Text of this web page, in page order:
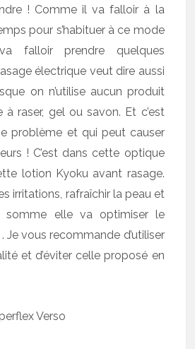
! Comme il va falloir à la
pour s’habituer à ce mode
falloir prendre quelques
électrique veut dire aussi
on n’utilise aucun produit
à raser, gel ou savon. Et c’est
problème et qui peut causer
! C’est dans cette optique
lotion Kyoku avant rasage.
irritations, rafraîchir la peau et
somme elle va optimiser le
Je vous recommande d’utiliser
et d’éviter celle proposé en